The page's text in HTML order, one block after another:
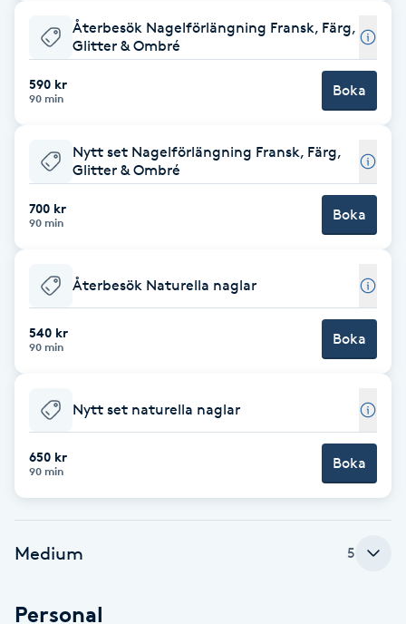
Damklippning
Diamantslipning
Extensions
Extensions borttagning
Face framing
Fet hårbotten
Fettreducering
Återbesök Nagelförlängning Fransk, Färg,
Glitter & Ombré
590 kr
90 min Boka
Nytt set Nagelförlängning Fransk, Färg,
Glitter & Ombré
700 kr
90 min Boka
Återbesök Naturella naglar
540 kr
90 min Boka
Nytt set naturella naglar
650 kr
90 min Boka
Medium 5
Personal